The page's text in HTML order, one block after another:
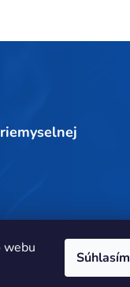
webu
Súhlasím